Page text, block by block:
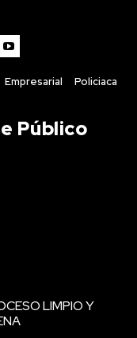
Empresarial Policiaca
Público
LIMPIO Y